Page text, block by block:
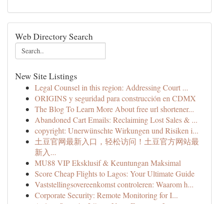
Web Directory Search
New Site Listings
Legal Counsel in this region: Addressing Court ...
ORIGINS y seguridad para construcción en CDMX
The Blog To Learn More About free url shortener...
Abandoned Cart Emails: Reclaiming Lost Sales & ...
copyright: Unerwünschte Wirkungen und Risiken i...
土豆官网最新入口，轻松访问！土豆官方网站最
新入...
MU88 VIP Eksklusif & Keuntungan Maksimal
Score Cheap Flights to Lagos: Your Ultimate Guide
Vaststellingsovereenkomst controleren: Waarom h...
Corporate Security: Remote Monitoring for I...